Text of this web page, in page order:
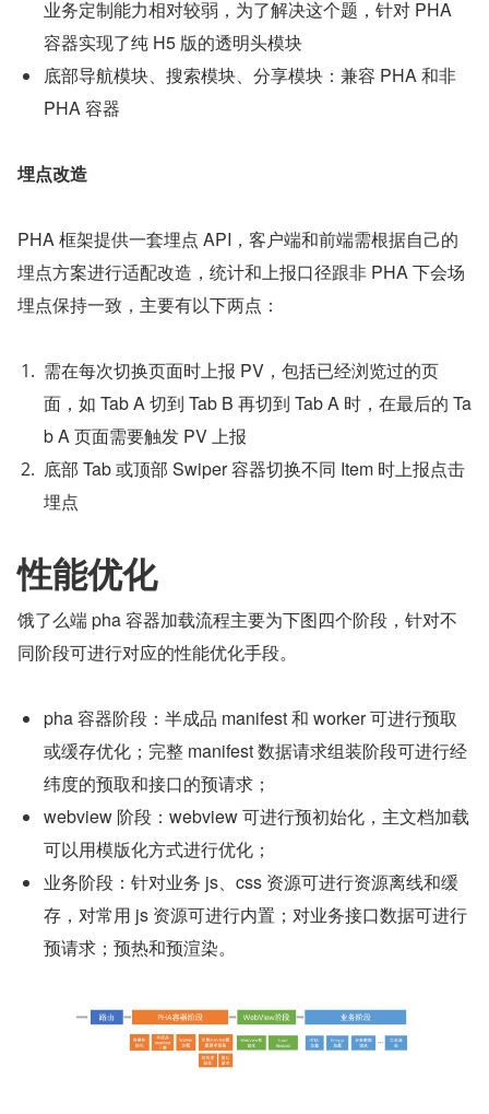
业务定制能力相对较弱，为了解决这个题，针对 PHA
容器实现了纯 H5 版的透明头模块
底部导航模块、搜索模块、分享模块：兼容 PHA 和非
PHA 容器
埋点改造
PHA 框架提供一套埋点 API，客户端和前端需根据自己的
埋点方案进行适配改造，统计和上报口径跟非 PHA 下会场
埋点保持一致，主要有以下两点：
需在每次切换页面时上报 PV，包括已经浏览过的页
面，如 Tab A 切到 Tab B 再切到 Tab A 时，在最后的 Ta
b A 页面需要触发 PV 上报
底部 Tab 或顶部 Swiper 容器切换不同 Item 时上报点击
埋点
性能优化
饿了么端 pha 容器加载流程主要为下图四个阶段，针对不
同阶段可进行对应的性能优化手段。
pha 容器阶段：半成品 manifest 和 worker 可进行预取
或缓存优化；完整 manifest 数据请求组装阶段可进行经
纬度的预取和接口的预请求；
webview 阶段：webview 可进行预初始化，主文档加载
可以用模版化方式进行优化；
业务阶段：针对业务 js、css 资源可进行资源离线和缓
存，对常用 js 资源可进行内置；对业务接口数据可进行
预请求；预热和预渲染。